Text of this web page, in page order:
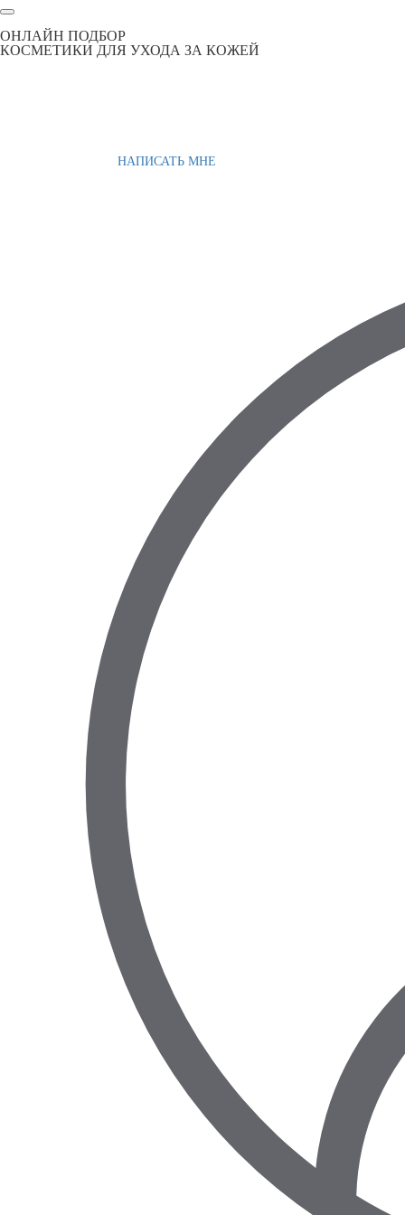
ОНЛАЙН ПОДБОР
КОСМЕТИКИ ДЛЯ УХОДА ЗА КОЖЕЙ
НАПИСАТЬ МНЕ